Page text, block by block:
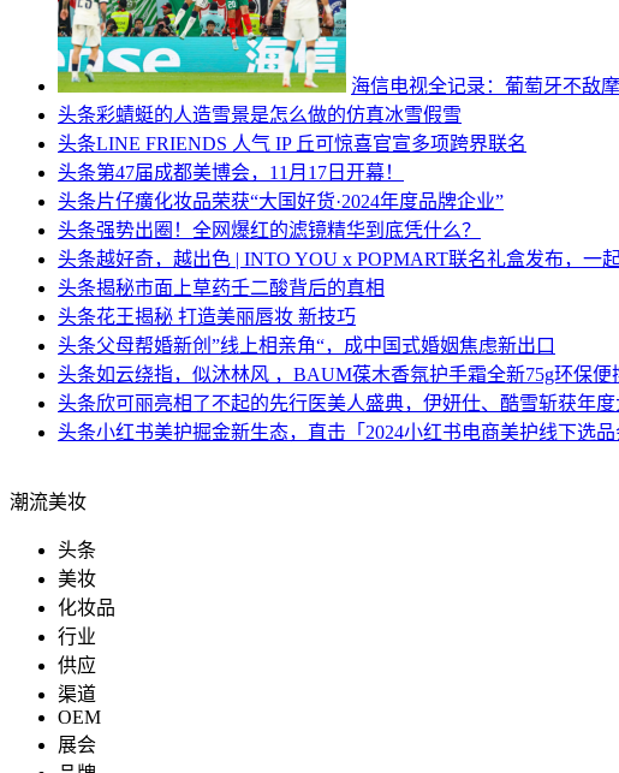
海信电视全记录：葡萄牙不敌
头条彩蜻蜓的人造雪景是怎么做的仿真冰雪假雪
头条LINE FRIENDS 人气 IP 丘可惊喜官宣多项跨界联名
头条第47届成都美博会，11月17日开幕！
头条片仔癀化妆品荣获“大国好货·2024年度品牌企业”
头条强势出圈！全网爆红的滤镜精华到底凭什么？
头条越好奇，越出色 | INTO YOU x POPMART联名礼盒发布，一
头条揭秘市面上草药壬二酸背后的真相
头条花王揭秘 打造美丽唇妆 新技巧
头条父母帮婚新创”线上相亲角“，成中国式婚姻焦虑新出口
头条如云绕指，似沐林风 ，BAUM葆木香氛护手霜全新75g环保便
头条欣可丽亮相了不起的先行医美人盛典，伊妍仕、酷雪斩获年度
头条小红书美护掘金新生态，直击「2024小红书电商美护线下选
潮流美妆
头条
美妆
化妆品
行业
供应
渠道
OEM
展会